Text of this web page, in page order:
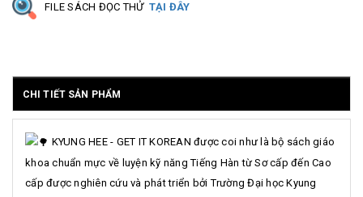
FILE SÁCH ĐỌC THỬ TẠI ĐÂY
CHI TIẾT SẢN PHẨM
KYUNG HEE - GET IT KOREAN được coi như là bộ sách giáo
khoa chuẩn mực về luyện kỹ năng Tiếng Hàn từ Sơ cấp đến Cao
cấp được nghiên cứu và phát triển bởi Trường Đại học Kyung